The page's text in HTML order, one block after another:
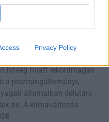
Privacy Policy
a
hőség miatt rekordmagas
a pisztrángállományt,
államaiban délutáni
be. A klímaváltozás